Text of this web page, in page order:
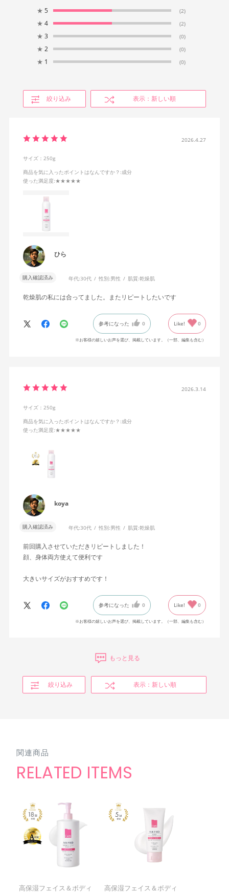
★ 5 (2)
★ 4 (2)
★ 3 (0)
★ 2 (0)
★ 1 (0)
絞り込み 表示：新しい順
2026.4.27
サイズ：250g
商品を気に入ったポイントはなんですか？ :成分
使った満足度:★★★★★
ひら
購入確認済み 年代:30代 性別:男性 肌質:乾燥肌
乾燥肌の私には合ってました。またリピートしたいです
参考になった 0 Like! 0
※お客様の嬉しいお声を選び、掲載しています。（一部、編集も含む）
2026.3.14
サイズ：250g
商品を気に入ったポイントはなんですか？ :成分
使った満足度:★★★★★
koya
購入確認済み 年代:30代 性別:男性 肌質:乾燥肌
前回購入させていただきリピートしました！
顔、身体両方使えて便利です
大きいサイズがおすすめです！
参考になった 0 Like! 0
※お客様の嬉しいお声を選び、掲載しています。（一部、編集も含む）
もっと見る
絞り込み 表示：新しい順
関連商品
RELATED ITEMS
高保湿フェイス＆ボディ
高保湿フェイス＆ボディ